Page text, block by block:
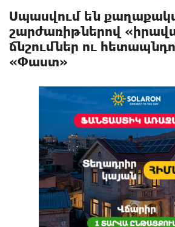
Սպասվում են
շարժառիթներով
ճնշումներ ու
«Փաստ»